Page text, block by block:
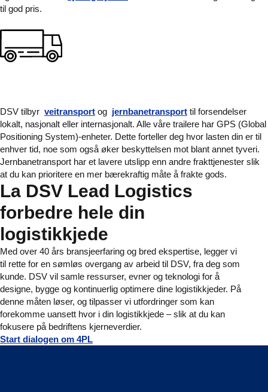
til god pris.
DSV tilbyr veitransport og jernbanetransport til forsendelser
lokalt, nasjonalt eller internasjonalt. Alle våre trailere har GPS (Global
Positioning System)-enheter. Dette forteller deg hvor lasten din er til
enhver tid, noe som også øker beskyttelsen mot blant annet tyveri.
Jernbanetransport har et lavere utslipp enn andre frakttjenester slik
at du kan prioritere en mer bærekraftig måte å frakte gods.
La DSV Lead Logistics
forbedre hele din
logistikkjede
Med over 40 års bransjeerfaring og bred ekspertise, legger vi
til rette for en sømløs overgang av arbeid til DSV, fra deg som
kunde. DSV vil samle ressurser, evner og teknologi for å
designe, bygge og kontinuerlig optimere dine logistikkjeder. På
denne måten løser, og tilpasser vi utfordringer som kan
forekomme uansett hvor i din logistikkjede – slik at du kan
fokusere på bedriftens kjerneverdier.
Start dialogen om 4PL